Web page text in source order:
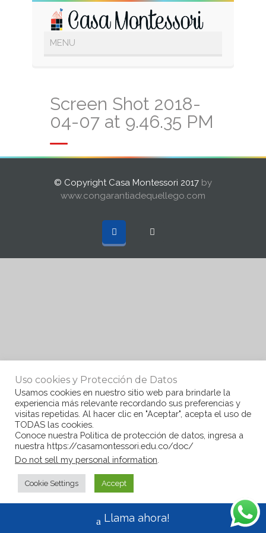
Screen Shot 2018-
04-07 at 9.46.35 PM
© Copyright Casa Montessori 2017 by
www.congarantiadequellego.com
Uso cookies y Protección de Datos
Usamos cookies en nuestro sitio web para brindarle la
experiencia más relevante recordando sus preferencias y
visitas repetidas. Al hacer clic en "Aceptar", acepta el uso de
TODAS las cookies.
Conoce nuestra Politica de protección de datos, ingresa a
nuestra https://casamontessori.edu.co/doc/
Do not sell my personal information
Cookie Settings Accept
Llama ahora!